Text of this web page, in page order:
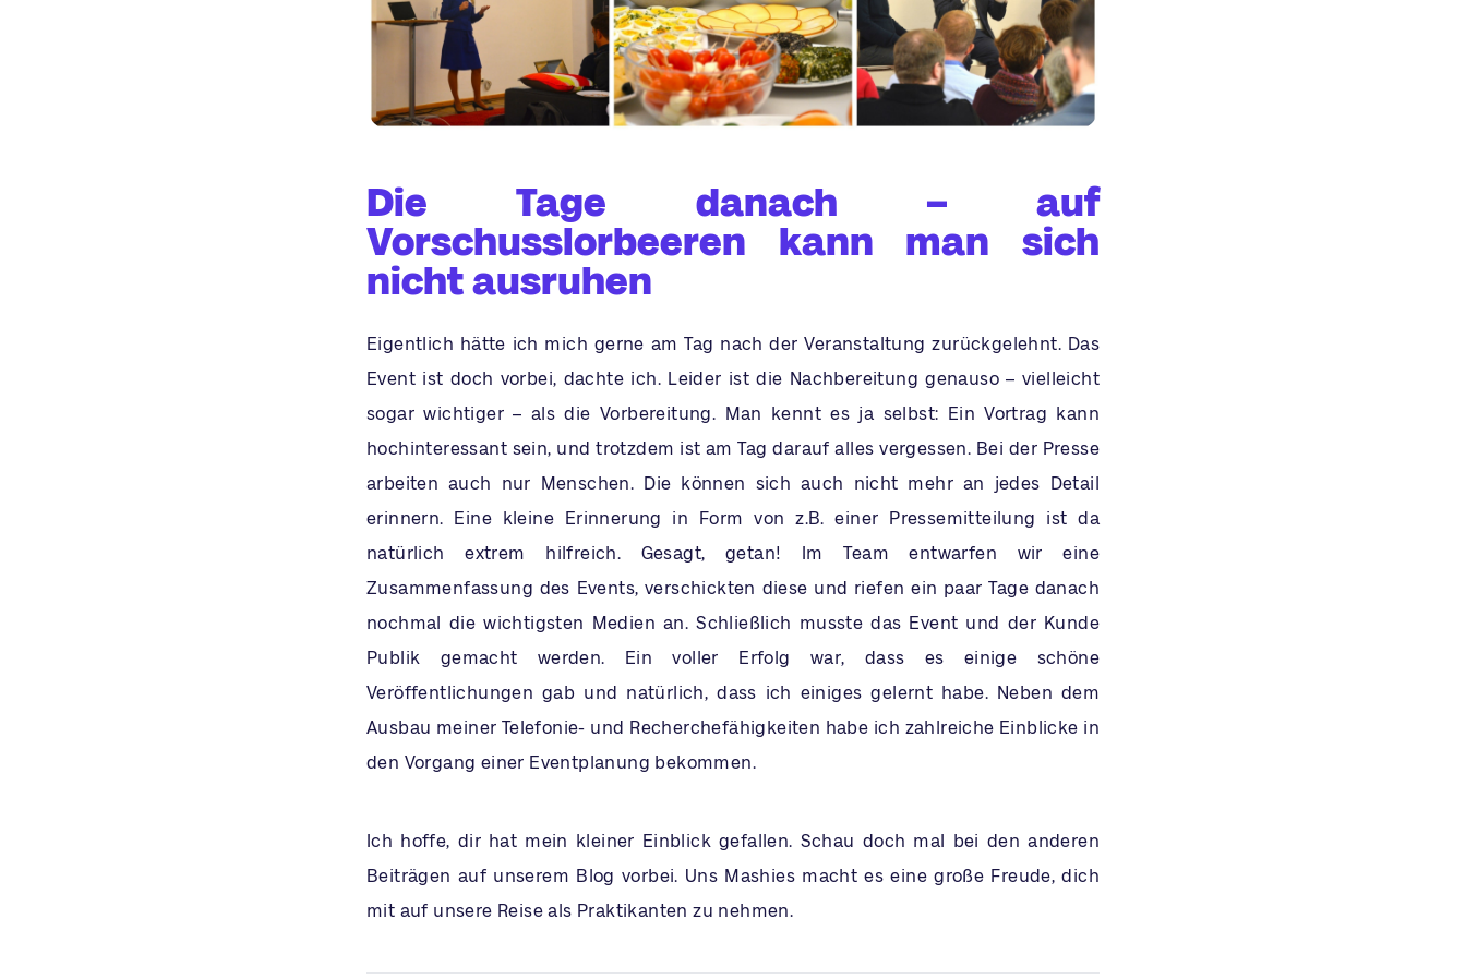
Die Tage danach – auf
Vorschusslorbeeren kann man sich
nicht ausruhen
Eigentlich hätte ich mich gerne am Tag nach der Veranstaltung zurückgelehnt. Das
Event ist doch vorbei, dachte ich. Leider ist die Nachbereitung genauso – vielleicht
sogar wichtiger – als die Vorbereitung. Man kennt es ja selbst: Ein Vortrag kann
hochinteressant sein, und trotzdem ist am Tag darauf alles vergessen. Bei der Presse
arbeiten auch nur Menschen. Die können sich auch nicht mehr an jedes Detail
erinnern. Eine kleine Erinnerung in Form von z.B. einer Pressemitteilung ist da
natürlich extrem hilfreich. Gesagt, getan! Im Team entwarfen wir eine
Zusammenfassung des Events, verschickten diese und riefen ein paar Tage danach
nochmal die wichtigsten Medien an. Schließlich musste das Event und der Kunde
Publik gemacht werden. Ein voller Erfolg war, dass es einige schöne
Veröffentlichungen gab und natürlich, dass ich einiges gelernt habe. Neben dem
Ausbau meiner Telefonie- und Recherchefähigkeiten habe ich zahlreiche Einblicke in
den Vorgang einer Eventplanung bekommen.
Ich hoffe, dir hat mein kleiner Einblick gefallen. Schau doch mal bei den anderen
Beiträgen auf unserem Blog vorbei. Uns Mashies macht es eine große Freude, dich
mit auf unsere Reise als Praktikanten zu nehmen.